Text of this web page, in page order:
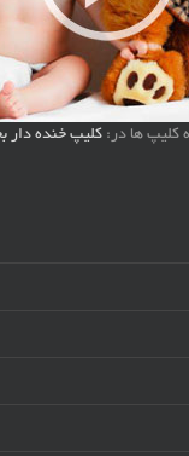
کلیپ ها در: کلیپ خنده دار